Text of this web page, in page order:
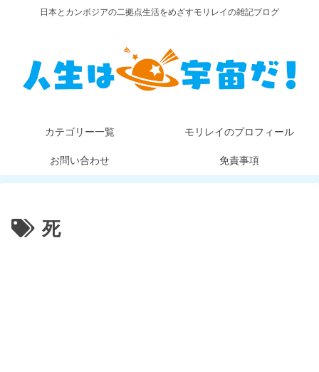
日本とカンボジアの二拠点生活をめざすモリレイの雑記ブログ
カテゴリー一覧 モリレイのプロフィール
お問い合わせ 免責事項
死